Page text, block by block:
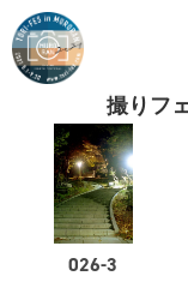
撮りフ
026-3